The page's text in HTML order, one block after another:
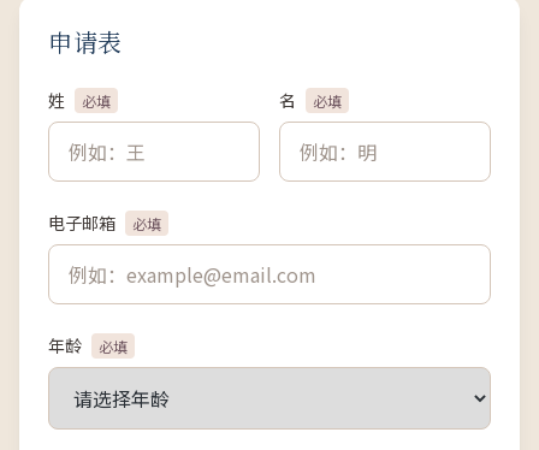
申请表
姓 必填 名 必填
电子邮箱 必填
年龄 必填